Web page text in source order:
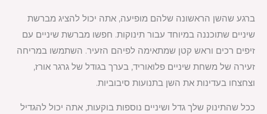
ברגע שהשן הראשונה שלהם מופיעה, אתה יכול להציג מברשת
שיניים שתוכננה במיוחד עבור תינוקות. חפשו מברשת שיניים עם
זיפים רכים וראש קטן שמתאימה לפיהם הזעיר. השתמשו במריחה
זעירה של משחת שיניים פלואוריד, בערך בגודל של גרגר אורז,
וצחצחו בעדינות את השן בתנועות סיבוביות.
ככל שהתינוק שלך גדל ושיניים נוספות בוקעות, אתה יכול להגדיל